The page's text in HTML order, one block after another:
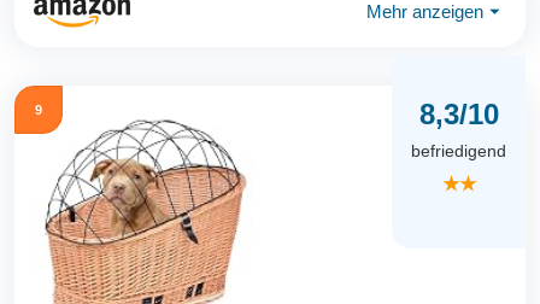
Mehr anzeigen ⏷
9 8,3/10
befriedigend
★★